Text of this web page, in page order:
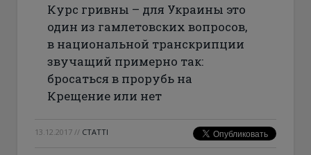
Курс гривны – для Украины это
один из гамлетовских вопросов,
в национальной транскрипции
звучащий примерно так:
бросаться в прорубь на
Крещение или нет
13.12.2017 // СТАТТІ